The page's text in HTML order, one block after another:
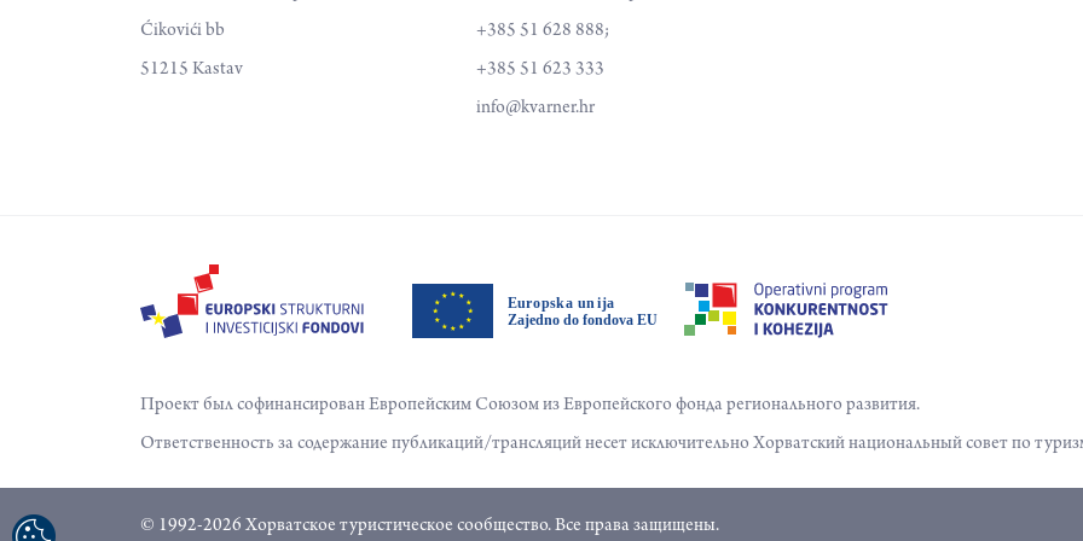
Ćikovići bb
51215 Kastav
+385 51 628 888;
+385 51 623 333
info@kvarner.hr
Проект был софинансирован Европейским Союзом из Европейского фонда регионального развития.
Ответственность за содержание публикаций/трансляций несет исключительно Хорватский национальный совет по
© 1992-2026 Хорватское туристическое сообщество. Все права защищены.